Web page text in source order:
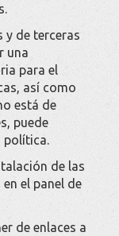
y de terceras
una
para el
así como
está de
puede
política.
de las
el panel de
de enlaces a